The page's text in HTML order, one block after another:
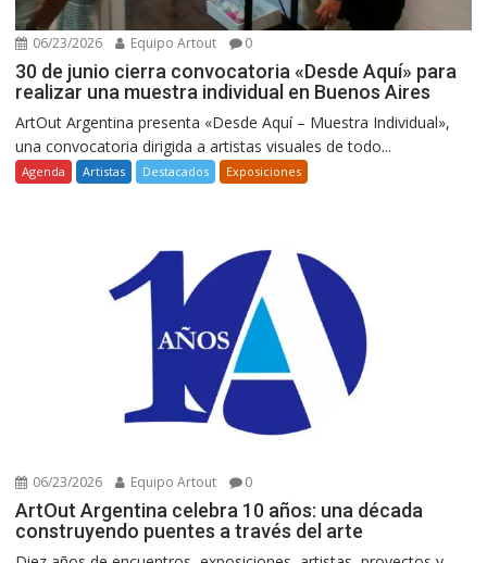
06/23/2026 Equipo Artout 0
30 de junio cierra convocatoria «Desde Aquí» para
realizar una muestra individual en Buenos Aires
ArtOut Argentina presenta «Desde Aquí – Muestra Individual»,
una convocatoria dirigida a artistas visuales de todo...
Agenda Artistas Destacados Exposiciones
06/23/2026 Equipo Artout 0
ArtOut Argentina celebra 10 años: una década
construyendo puentes a través del arte